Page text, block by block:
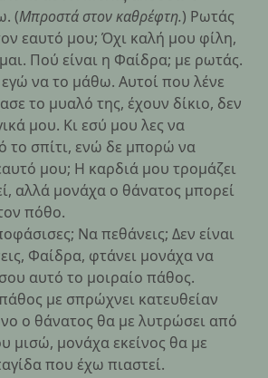
(Μπροστά στον καθρέφτη.) Ρωτάς
εαυτό μου; Όχι καλή μου φίλη,
Πού είναι η Φαίδρα; με ρωτάς.
εγώ να το μάθω. Αυτοί που λένε
το μυαλό της, έχουν δίκιο, δεν
μου. Κι εσύ μου λες να
το σπίτι, ενώ δε μπορώ να
μου; Η καρδιά μου τρομάζει
αλλά μονάχα ο θάνατος μπορεί
πόθο.
Να πεθάνεις; Δεν είναι
Φαίδρα, φτάνει μονάχα να
αυτό το μοιραίο πάθος.
με σπρώχνει κατευθείαν
o θάνατος θα με λυτρώσει από
μισώ, μονάχα εκείνος θα με
που έχω πιαστεί.